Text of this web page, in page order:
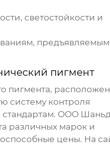
светостойкости и
пигмент
пигмента,
систему контроля
стандартам. ООО
различных марок и
цены. На